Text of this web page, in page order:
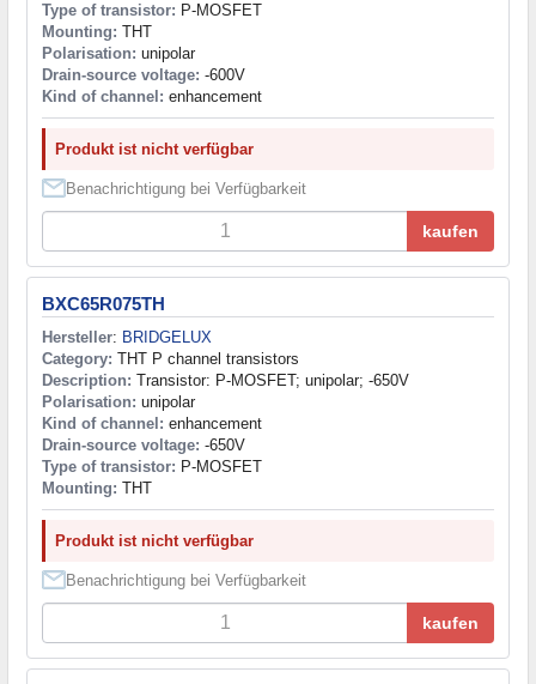
Type of transistor: P-MOSFET
Mounting: THT
Polarisation: unipolar
Drain-source voltage: -600V
Kind of channel: enhancement
Produkt ist nicht verfügbar
Benachrichtigung bei Verfügbarkeit
kaufen
BXC65R075TH
Hersteller: BRIDGELUX
Category: THT P channel transistors
Description: Transistor: P-MOSFET; unipolar; -650V
Polarisation: unipolar
Kind of channel: enhancement
Drain-source voltage: -650V
Type of transistor: P-MOSFET
Mounting: THT
Produkt ist nicht verfügbar
Benachrichtigung bei Verfügbarkeit
kaufen